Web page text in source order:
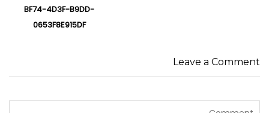
BF74-4D3F-B9DD-
0653F8E915DF
Leave a Comment